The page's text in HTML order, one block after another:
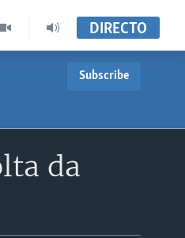
DIRECTO
Subscribe
da